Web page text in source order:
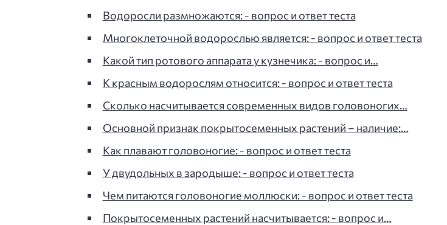
Водоросли размножаются: - вопрос и ответ теста
Многоклеточной водорослью является: - вопрос и ответ теста
Какой тип ротового аппарата у кузнечика: - вопрос и…
К красным водорослям относится: - вопрос и ответ теста
Сколько насчитывается современных видов головоногих…
Основной признак покрытосеменных растений – наличие:…
Как плавают головоногие: - вопрос и ответ теста
У двудольных в зародыше: - вопрос и ответ теста
Чем питаются головоногие моллюски: - вопрос и ответ теста
Покрытосеменных растений насчитывается: - вопрос и…